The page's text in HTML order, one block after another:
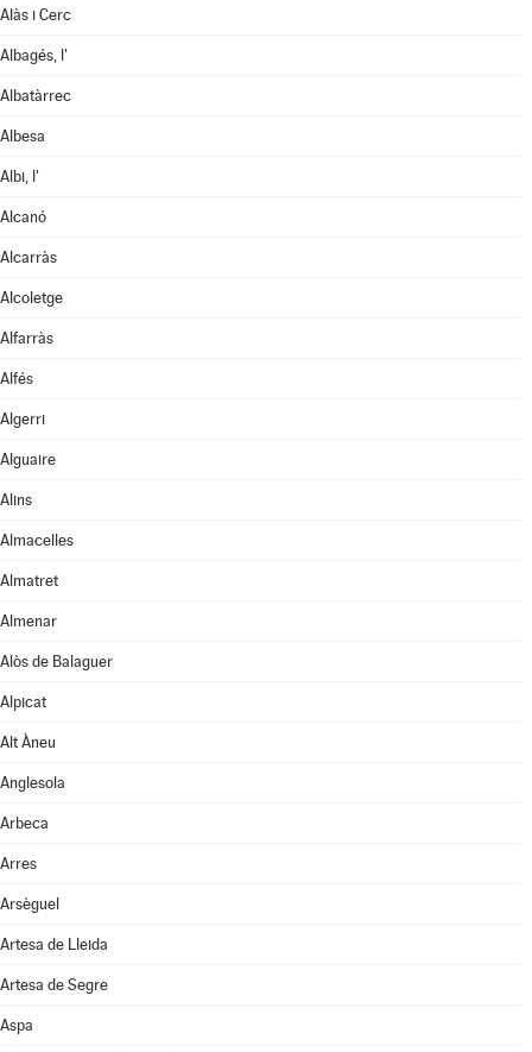
Alàs i Cerc
Albagés, l'
Albatàrrec
Albesa
Albi, l'
Alcanó
Alcarràs
Alcoletge
Alfarràs
Alfés
Algerri
Alguaire
Alins
Almacelles
Almatret
Almenar
Alòs de Balaguer
Alpicat
Alt Àneu
Anglesola
Arbeca
Arres
Arsèguel
Artesa de Lleida
Artesa de Segre
Aspa